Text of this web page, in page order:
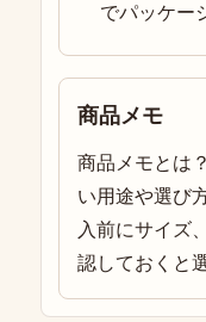
でパッケー
商品メモ
商品メモとは
い用途や選び
入前にサイズ
認しておくと